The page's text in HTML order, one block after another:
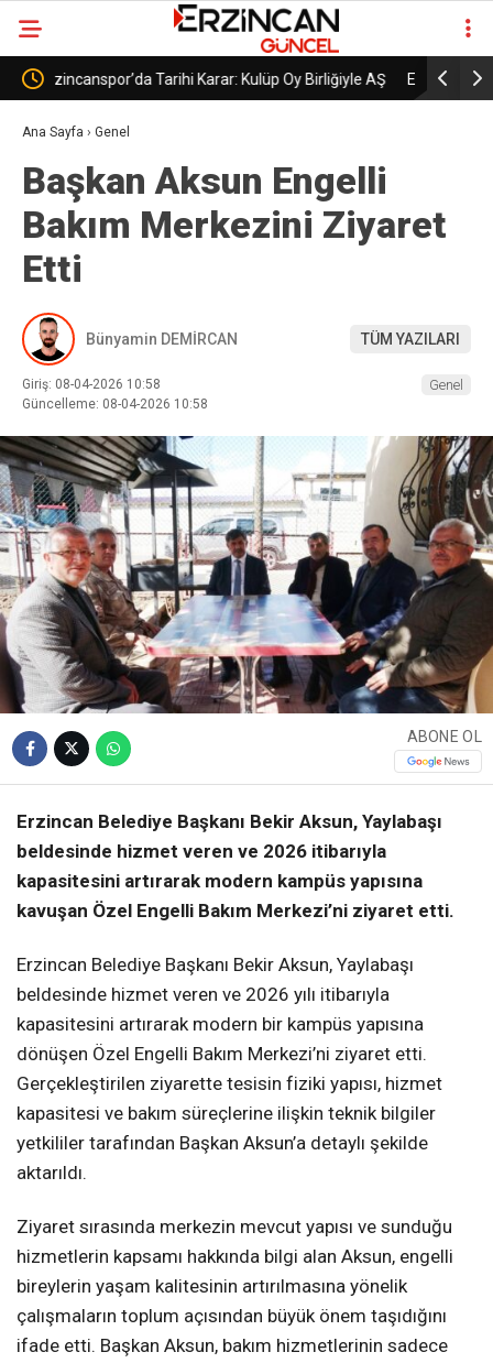
AŞ Erzincanspor’un Geleceği 5 Temmuz’da
Şekillenecek
Ana Sayfa › Genel
Başkan Aksun Engelli
Bakım Merkezini Ziyaret
Etti
Bünyamin DEMİRCAN TÜM YAZILARI
Giriş: 08-04-2026 10:58
Güncelleme: 08-04-2026 10:58
Genel
ABONE OL
Erzincan Belediye Başkanı Bekir Aksun, Yaylabaşı
beldesinde hizmet veren ve 2026 itibarıyla
kapasitesini artırarak modern kampüs yapısına
kavuşan Özel Engelli Bakım Merkezi’ni ziyaret etti.
Erzincan Belediye Başkanı Bekir Aksun, Yaylabaşı
beldesinde hizmet veren ve 2026 yılı itibarıyla
kapasitesini artırarak modern bir kampüs yapısına
dönüşen Özel Engelli Bakım Merkezi’ni ziyaret etti.
Gerçekleştirilen ziyarette tesisin fiziki yapısı, hizmet
kapasitesi ve bakım süreçlerine ilişkin teknik bilgiler
yetkililer tarafından Başkan Aksun’a detaylı şekilde
aktarıldı.
Ziyaret sırasında merkezin mevcut yapısı ve sunduğu
hizmetlerin kapsamı hakkında bilgi alan Aksun, engelli
bireylerin yaşam kalitesinin artırılmasına yönelik
çalışmaların toplum açısından büyük önem taşıdığını
ifade etti. Başkan Aksun, bakım hizmetlerinin sadece